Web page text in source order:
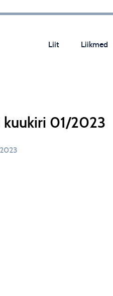
Liit Liikmed
kuukiri 01/2023